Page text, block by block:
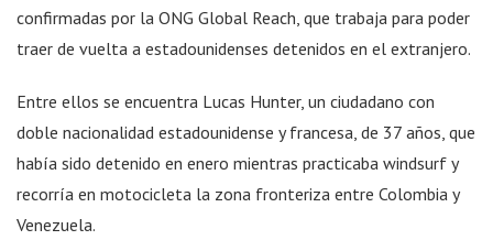
confirmadas por la ONG Global Reach, que trabaja para poder
traer de vuelta a estadounidenses detenidos en el extranjero.
Entre ellos se encuentra Lucas Hunter, un ciudadano con
doble nacionalidad estadounidense y francesa, de 37 años, que
había sido detenido en enero mientras practicaba windsurf y
recorría en motocicleta la zona fronteriza entre Colombia y
Venezuela.